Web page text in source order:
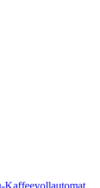
Kaffeevollautomat